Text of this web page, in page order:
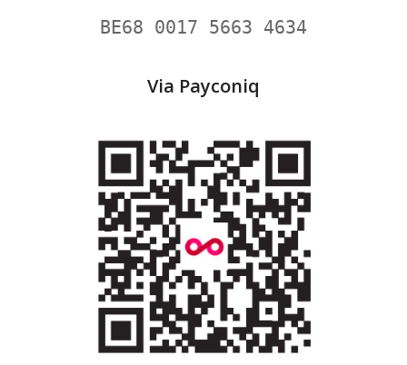
BE68 0017 5663 4634
Via Payconiq